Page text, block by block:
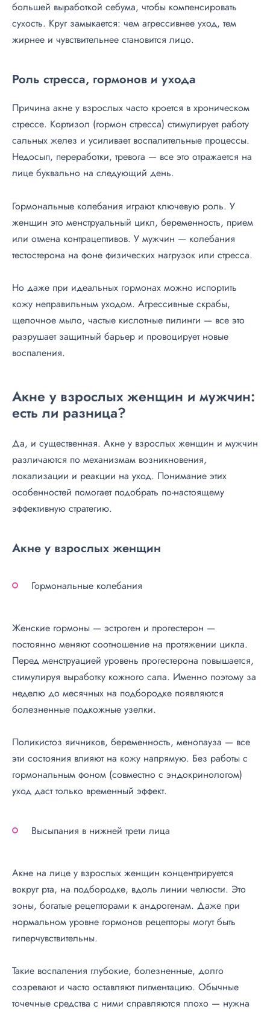
большей выработкой себума, чтобы компенсировать
сухость. Круг замыкается: чем агрессивнее уход, тем
жирнее и чувствительнее становится лицо.
Роль стресса, гормонов и ухода
Причина акне у взрослых часто кроется в хроническом
стрессе. Кортизол (гормон стресса) стимулирует работу
сальных желез и усиливает воспалительные процессы.
Недосып, переработки, тревога — все это отражается на
лице буквально на следующий день.
Гормональные колебания играют ключевую роль. У
женщин это менструальный цикл, беременность, прием
или отмена контрацептивов. У мужчин — колебания
тестостерона на фоне физических нагрузок или стресса.
Но даже при идеальных гормонах можно испортить
кожу неправильным уходом. Агрессивные скрабы,
щелочное мыло, частые кислотные пилинги — все это
разрушает защитный барьер и провоцирует новые
воспаления.
Акне у взрослых женщин и мужчин:
есть ли разница?
Да, и существенная. Акне у взрослых женщин и мужчин
различаются по механизмам возникновения,
локализации и реакции на уход. Понимание этих
особенностей помогает подобрать по-настоящему
эффективную стратегию.
Акне у взрослых женщин
Гормональные колебания
Женские гормоны — эстроген и прогестерон —
постоянно меняют соотношение на протяжении цикла.
Перед менструацией уровень прогестерона повышается,
стимулируя выработку кожного сала. Именно поэтому за
неделю до месячных на подбородке появляются
болезненные подкожные узелки.
Поликистоз яичников, беременность, менопауза — все
эти состояния влияют на кожу напрямую. Без работы с
гормональным фоном (совместно с эндокринологом)
уход даст только временный эффект.
Высыпания в нижней трети лица
Акне на лице у взрослых женщин концентрируется
вокруг рта, на подбородке, вдоль линии челюсти. Это
зоны, богатые рецепторами к андрогенам. Даже при
нормальном уровне гормонов рецепторы могут быть
гиперчувствительны.
Такие воспаления глубокие, болезненные, долго
созревают и часто оставляют пигментацию. Обычные
точечные средства с ними справляются плохо — нужна